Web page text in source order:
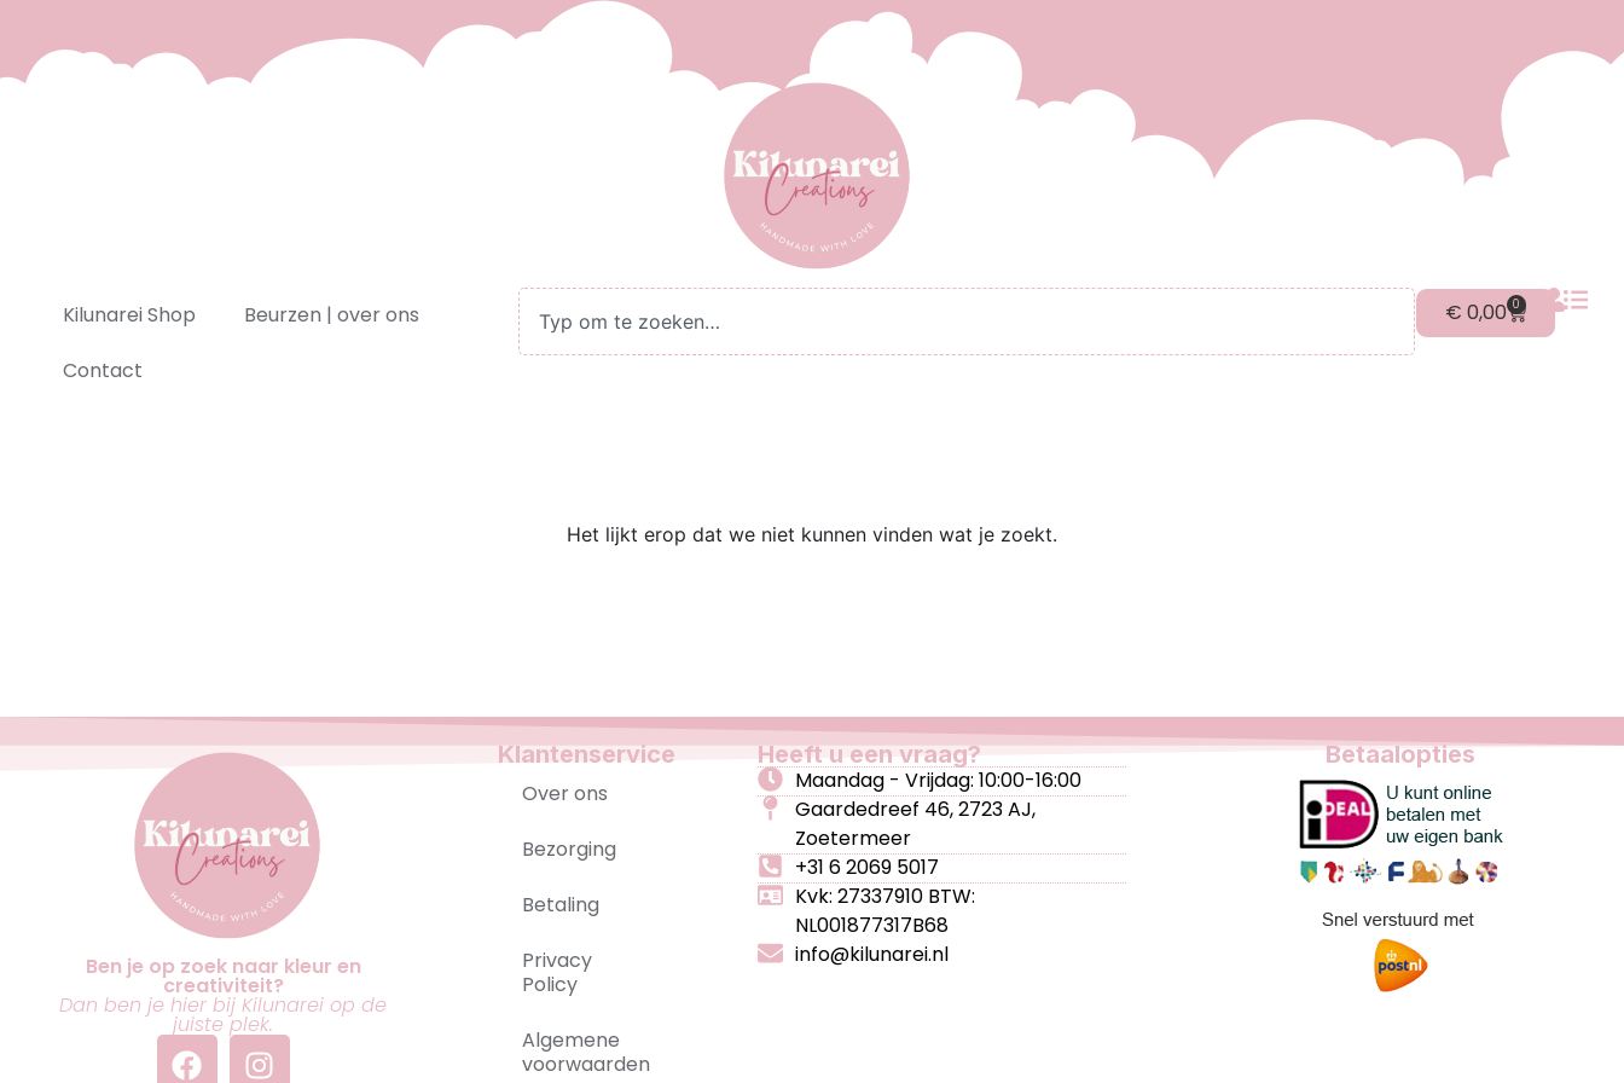
Kilunarei Shop
Beurzen | over ons
Contact
€ 0,00 0
Het lijkt erop dat we niet kunnen vinden wat je zoekt.
Ben je op zoek naar kleur en
creativiteit?
Dan ben je hier bij Kilunarei op de
juiste plek.
Klantenservice
Over ons
Bezorging
Betaling
Privacy
Policy
Algemene
voorwaarden
Heeft u een vraag?
Maandag - Vrijdag: 10:00-16:00
Gaardedreef 46, 2723 AJ,
Zoetermeer
+31 6 2069 5017
Kvk: 27337910 BTW:
NL001877317B68
info@kilunarei.nl
Betaalopties